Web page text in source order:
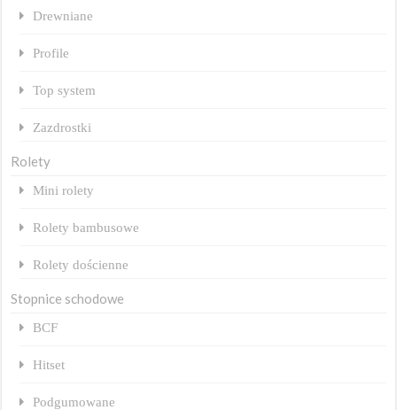
Drewniane
Profile
Top system
Zazdrostki
Rolety
Mini rolety
Rolety bambusowe
Rolety dościenne
Stopnice schodowe
BCF
Hitset
Podgumowane